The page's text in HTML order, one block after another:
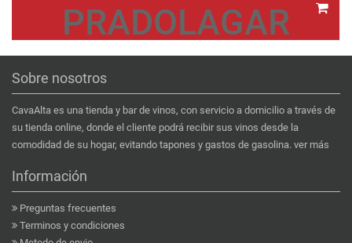
PRADOLAGAR
Sobre nosotros
CavaAlta es una tienda y bar de vinos, con servicio a domicilio a través de
su tienda online, donde el cliente podrá recibir sus vinos desde la
comodidad de su hogar, evitando tapones y gastos de gasolina. ver más
Información
Preguntas frecuentes
Terminos y condiciones